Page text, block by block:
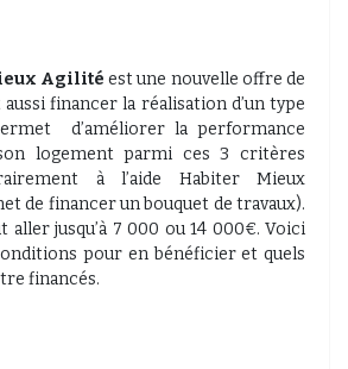
Agilité est une nouvelle offre de
aussi financer la réalisation d’un type
d’améliorer la performance
logement parmi ces 3 critères
à l’aide Habiter Mieux
de financer un bouquet de travaux).
aller jusqu’à 7 000 ou 14 000€. Voici
pour en bénéficier et quels
financés.